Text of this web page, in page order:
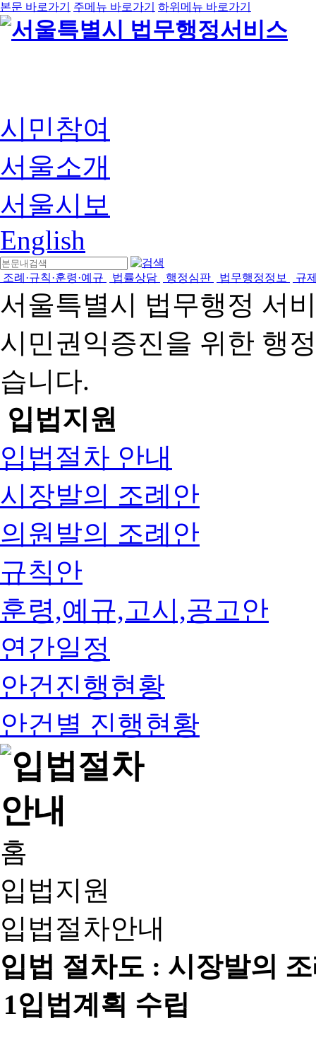
본문 바로가기 주메뉴 바로가기 하위메뉴 바로가기
시민참여
서울소개
서울시보
English
조례·규칙·훈령·예규 법률상담 행정심판 법무행정정보 규
서울특별시 법무행정 서
시민권익증진을 위한 행
습니다.
입법지원
입법절차 안내
시장발의 조례안
의원발의 조례안
규칙안
훈령,예규,고시,공고안
연간일정
안건진행현황
안건별 진행현황
홈
입법지원
입법절차안내
입법 절차도 : 시장발의
1입법계획 수립